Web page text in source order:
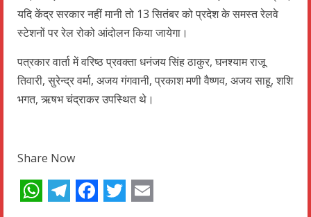
यदि केंद्र सरकार नहीं मानी तो 13 सितंबर को प्रदेश के समस्त रेलवे
स्टेशनों पर रेल रोको आंदोलन किया जायेगा।
पत्रकार वार्ता में वरिष्ठ प्रवक्ता धनंजय सिंह ठाकुर, घनश्याम राजू
तिवारी, सुरेन्द्र वर्मा, अजय गंगवानी, प्रकाश मणी वैष्णव, अजय साहू, शशि
भगत, ऋषभ चंद्राकर उपस्थित थे।
Share Now